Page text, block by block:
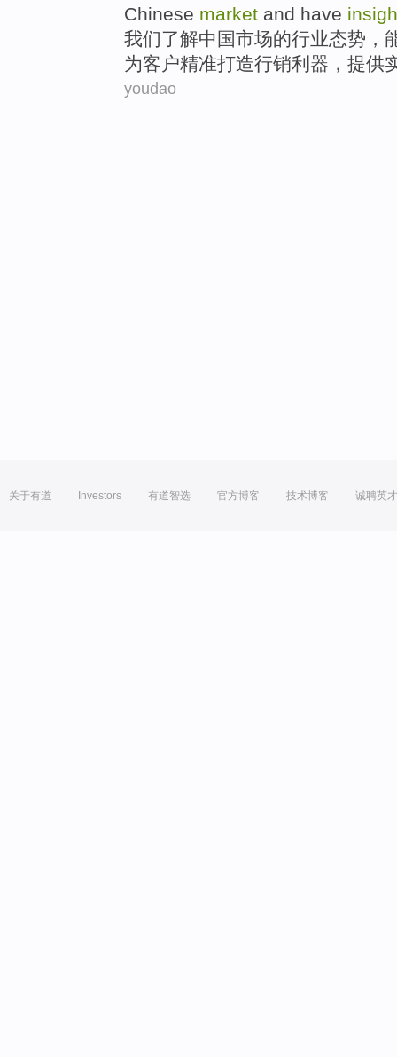
Chinese market and have
我们了解中国市场的行业态势，
为客户精准打造行销利器， 提供
youdao
关于有道 Investors 有道智选 官方博客 技术博客 诚聘英才